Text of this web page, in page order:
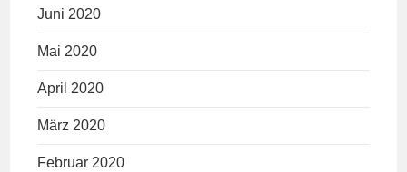
Juni 2020
Mai 2020
April 2020
März 2020
Februar 2020